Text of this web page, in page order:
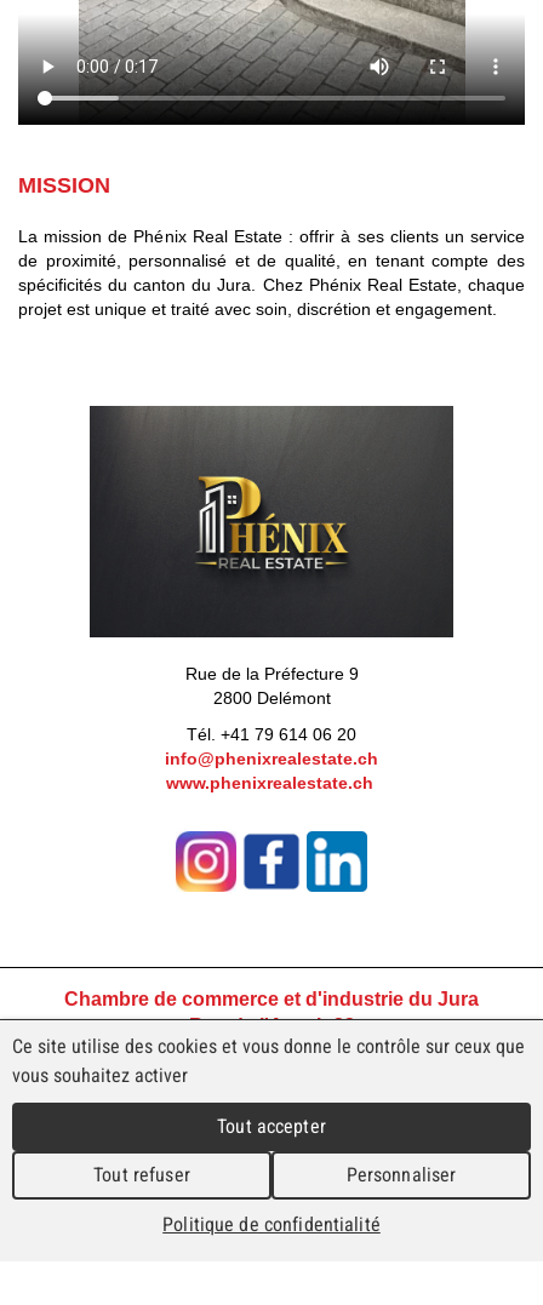
MISSION
La mission de Phénix Real Estate : offrir à ses clients un service
de proximité, personnalisé et de qualité, en tenant compte des
spécificités du canton du Jura. Chez Phénix Real Estate, chaque
projet est unique et traité avec soin, discrétion et engagement.
Rue de la Préfecture 9
2800 Delémont
Tél. +41 79 614 06 20
info@phenixrealestate.ch
www.phenixrealestate.ch
Chambre de commerce et d'industrie du Jura
Rue de l'Avenir 23
2800 Delémont
Tél +41 32 421 45 45
ccjura@ccij.ch
Conditions générales de vente
Politique de confidentialité
Ce site utilise des cookies et vous donne le contrôle sur ceux que
vous souhaitez activer
Tout accepter
Tout refuser Personnaliser
Politique de confidentialité